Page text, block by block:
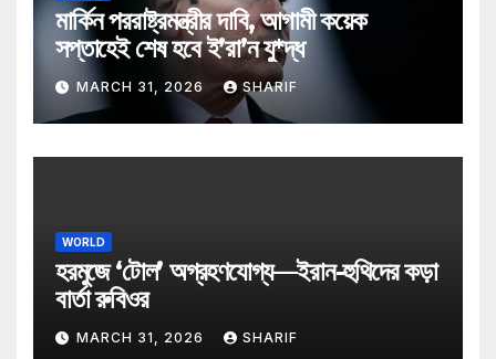
মার্কিন পররাষ্ট্রমন্ত্রীর দাবি, আগামী কয়েক
সপ্তাহেই শেষ হবে ই’রা’ন যু*দ্ধ
MARCH 31, 2026 SHARIF
WORLD
হরমুজে ‘টোল’ অগ্রহণযোগ্য—ইরান-হুথিদের কড়া
বার্তা রুবিওর
MARCH 31, 2026 SHARIF